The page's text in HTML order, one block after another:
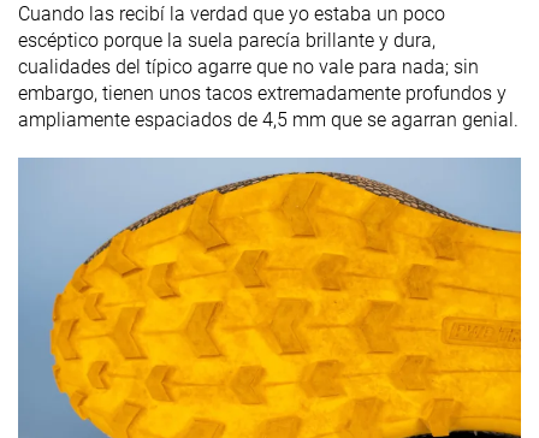
Cuando las recibí la verdad que yo estaba un poco
escéptico porque la suela parecía brillante y dura,
cualidades del típico agarre que no vale para nada; sin
embargo, tienen unos tacos extremadamente profundos y
ampliamente espaciados de 4,5 mm que se agarran genial.